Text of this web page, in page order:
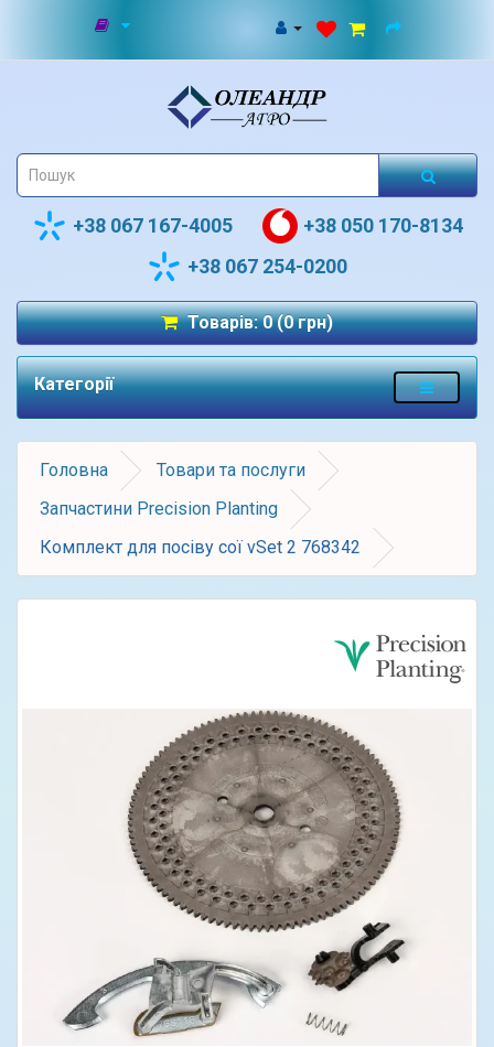
+38 067 167-4005
+38 050 170-8134
+38 067 254-0200
Товарів: 0 (0 грн)
Категорії
Головна
Товари та послуги
Запчастини Precision Planting
Комплект для посіву сої vSet 2 768342